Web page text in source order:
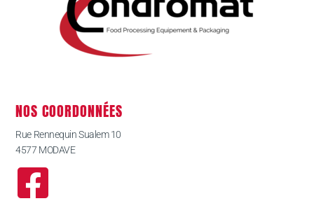
NOS COORDONNÉES
Rue Rennequin Sualem 10
4577 MODAVE